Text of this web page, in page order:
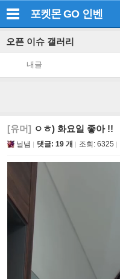
포켓몬 GO 인벤
오픈 이슈 갤러리
내글
[유머] ㅇㅎ) 화요일 좋아 !!
닐냄 댓글: 19 개 조회: 6325